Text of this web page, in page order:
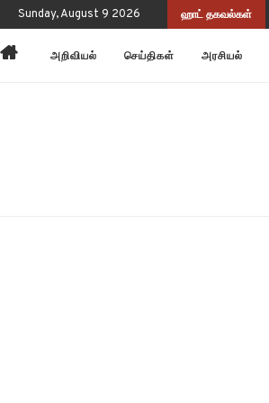
Sunday, August 9 2026 ஹாட் தகவல்கள்
செயல்திறனையும் மேம்படுத்துகிறது!
அறிவியல் செய்திகள் அரசியல்